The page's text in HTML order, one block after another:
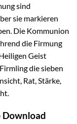
sind
sie markieren
Die Kommunion
die Firmung
Geist
die sieben
Rat, Stärke,
Download